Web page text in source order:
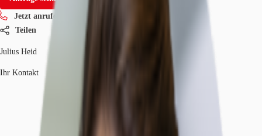
Jetzt anrufen
Teilen
Julius Heid
Ihr Kontakt